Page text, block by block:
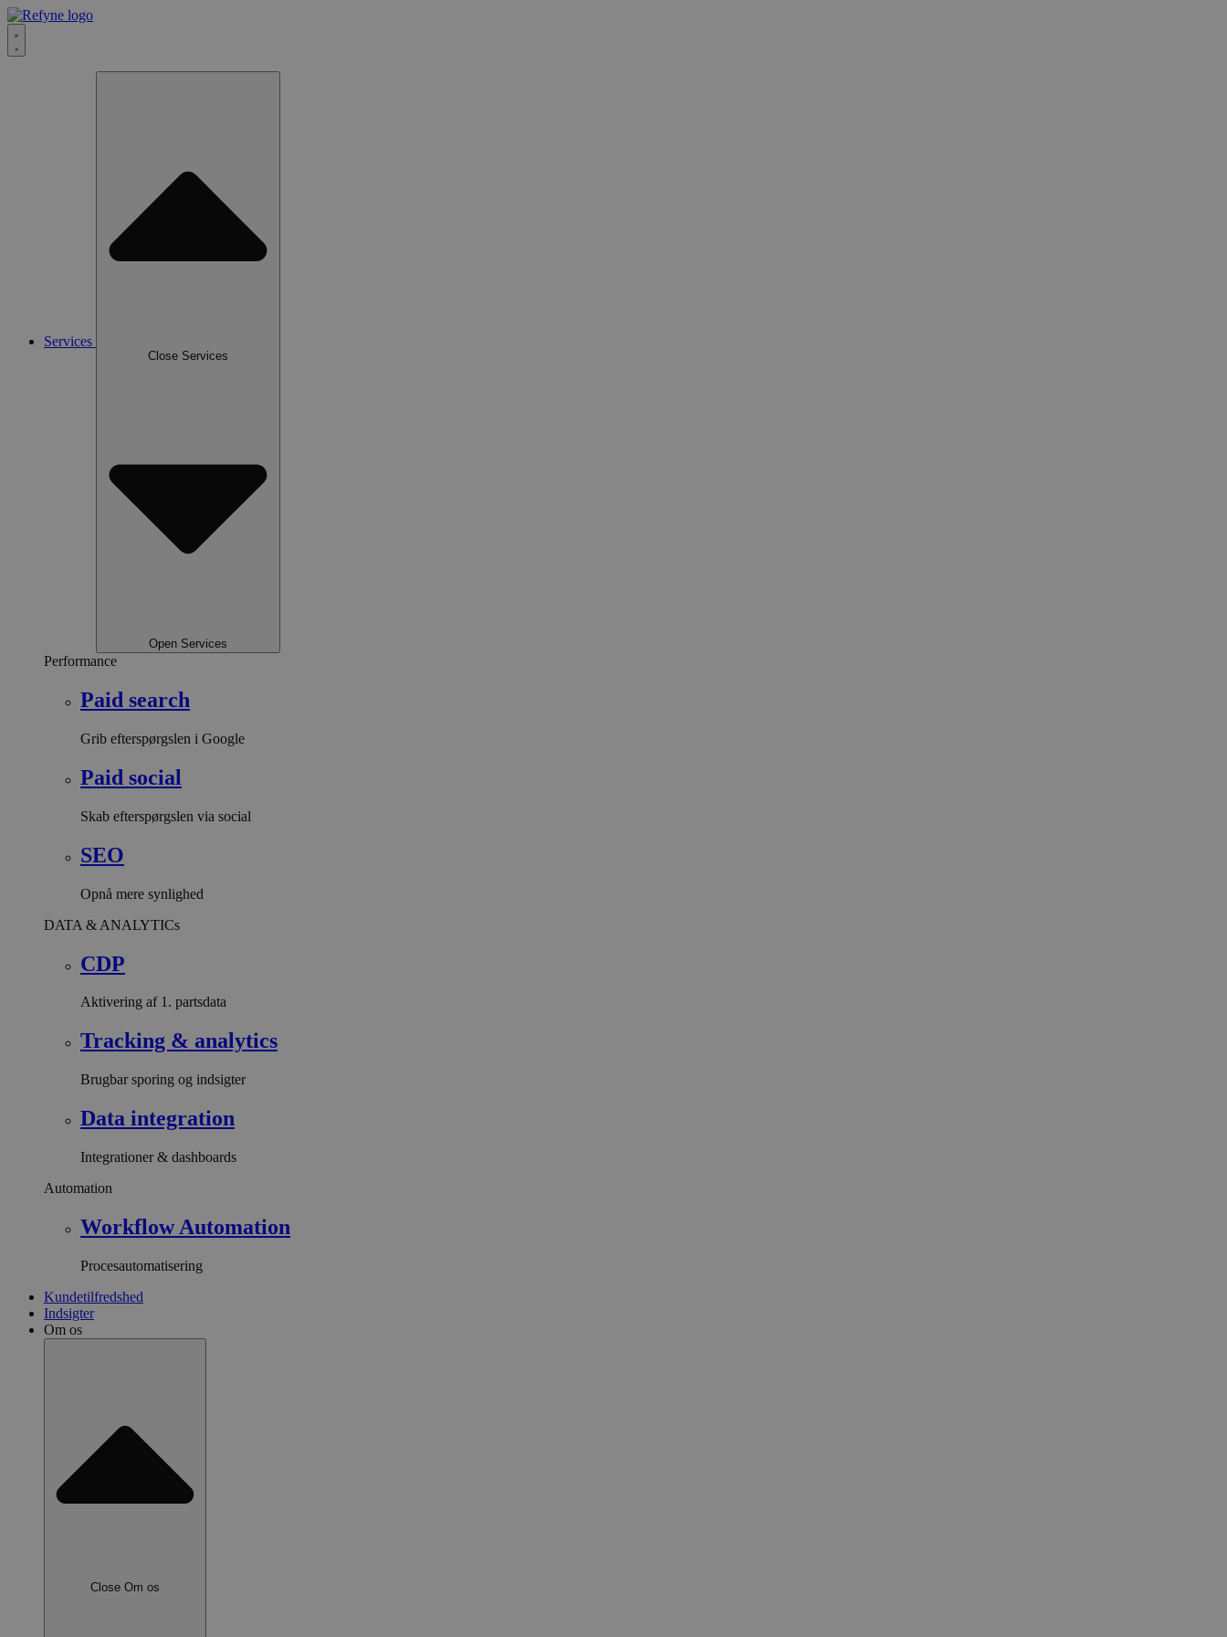
Services
Close Services
Open Services
Performance
Paid search
Grib efterspørgslen i Google
Paid social
Skab efterspørgslen via social
SEO
Opnå mere synlighed
DATA & ANALYTICs
CDP
Aktivering af 1. partsdata
Tracking & analytics
Brugbar sporing og indsigter
Data integration
Integrationer & dashboards
Automation
Workflow Automation
Procesautomatisering
Kundetilfredshed
Indsigter
Om os
Close Om os